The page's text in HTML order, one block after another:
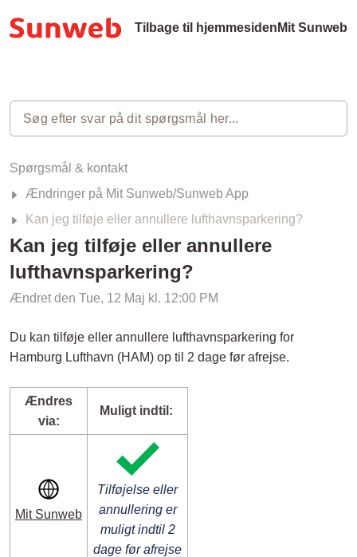
Tilbage til hjemmesiden Mit Sunweb
Spørgsmål & kontakt
Ændringer på Mit Sunweb/Sunweb App
Kan jeg tilføje eller annullere lufthavnsparkering?
Kan jeg tilføje eller annullere
lufthavnsparkering?
Ændret den Tue, 12 Maj kl. 12:00 PM
Du kan tilføje eller annullere lufthavnsparkering for
Hamburg Lufthavn (HAM) op til 2 dage før afrejse.
Ændres
via:
Muligt indtil:
Mit Sunweb
Tilføjelse eller
annullering er
muligt indtil 2
dage før afrejse